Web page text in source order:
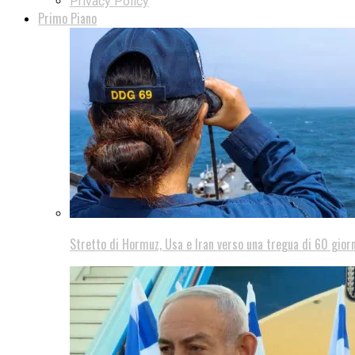
Primo Piano
Stretto di Hormuz, Usa e Iran verso una tregua di 60